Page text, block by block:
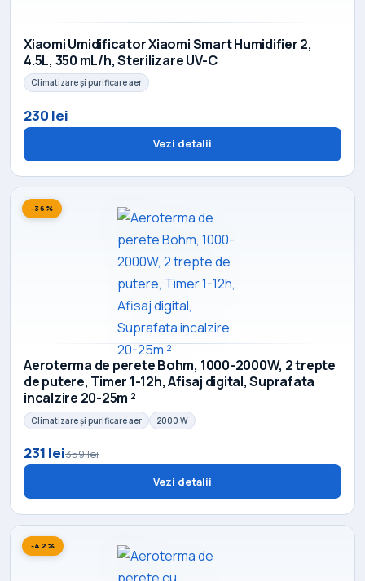
Xiaomi Umidificator Xiaomi Smart Humidifier 2,
4.5L, 350 mL/h, Sterilizare UV-C
Climatizare și purificare aer
230 lei
Vezi detalii
-36%
Aeroterma de perete Bohm, 1000-2000W, 2 trepte
de putere, Timer 1-12h, Afisaj digital, Suprafata
incalzire 20-25m ²
Climatizare și purificare aer 2000 W
231 lei359 lei
Vezi detalii
-42%